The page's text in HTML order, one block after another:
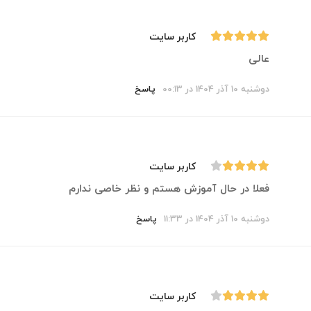
کاربر سایت
عالی
دوشنبه 10 آذر 1404 در 00:13 پاسخ
کاربر سایت
فعلا در حال آموزش هستم و نظر خاصی ندارم
دوشنبه 10 آذر 1404 در 11:33 پاسخ
کاربر سایت